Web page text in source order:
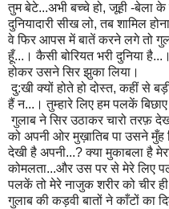
तुम बेटे...अभी बच्चे हो,जूही -बेला के
दुनियादारी सीख लो, तब शामिल
वे फिर आपस में बातें करने लगे तो
हूँ...। कैसी बोरियत भरी दुनिया
होकर उसने सिर झुका लिया।
दु:खी क्यों होते हो दोस्त,कहीं से
हैं न...। तुम्हारे लिए हम पलकें
गुलाब ने सिर उठाकर चारो तरफ़
को अपनी ओर मुख़ातिब पा उसने मुँह
देखी है अपनी...?क्या मुकाबला है
कोमलता...और उस पर से मेरे लिए
पलकें तो मेरे नाजुक शरीर को चीर
गुलाब की कड़वी बातों ने काँटों का